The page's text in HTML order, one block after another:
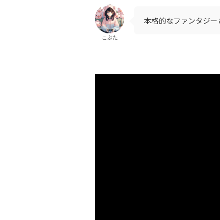
こぶた
本格的なファンタジー